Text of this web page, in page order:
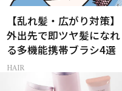
【乱れ髪・広がり対策】
外出先で即ツヤ髪になれ
る多機能携帯ブラシ4選
HAIR